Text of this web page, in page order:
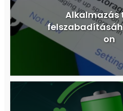
Alkalmazás
on